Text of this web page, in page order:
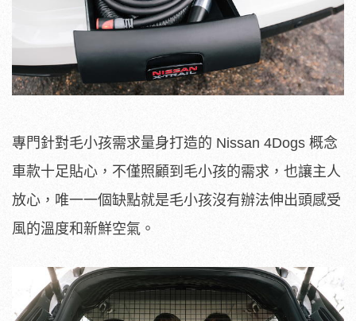
專門針對毛小孩需求量身打造的 Nissan 4Dogs 概念
車款十足貼心，不僅照顧到毛小孩的需求，也讓主人
放心，唯一一個缺點就是毛小孩沒有辦法伸出頭感受
風的溫度和新鮮空氣。